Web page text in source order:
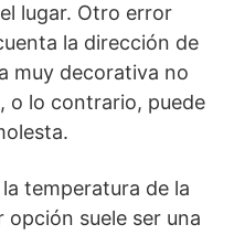
lugar. Otro error
la dirección de
muy decorativa no
o lo contrario, puede
temperatura de la
opción suele ser una